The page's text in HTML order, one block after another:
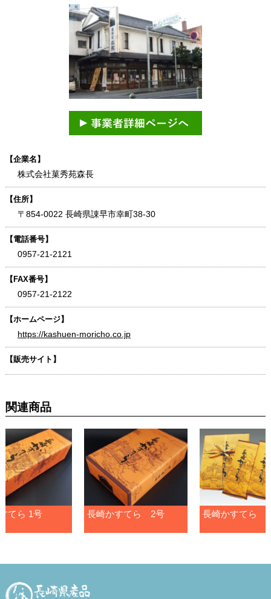
【企業名】
株式会社菓秀苑森長
【住所】
〒854-0022 長崎県諌早市幸町38-30
【電話番号】
0957-21-2121
【FAX番号】
0957-21-2122
【ホームページ】
https://kashuen-moricho.co.jp
【販売サイト】
関連商品
てら 1号 長崎かすてら 2号 長崎かすてら